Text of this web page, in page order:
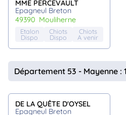
MME PERCEVAULT
Epagneul Breton
49390
mouliherne
Etalon
Dispo
Chiots
Dispo
Chiots
A venir
Département 53 - Mayenne :
DE LA QUÊTE D'OYSEL
Epagneul Breton